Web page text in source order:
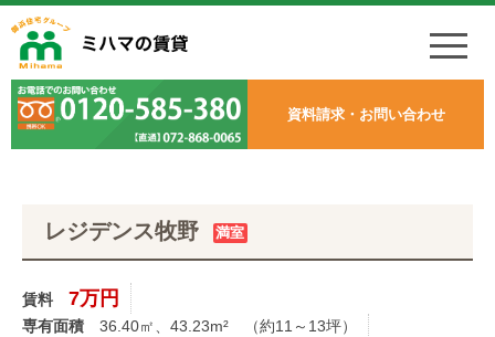
資料請求・お問い合わせ
レジデンス牧野 満室
賃料 7万円
専有面積 36.40㎡、43.23m²
（約11～13坪）